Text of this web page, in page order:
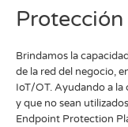
Brindamos la
de la red del negocio,
IoT/OT. Ayudando a
y que no sean
Endpoint Protection​
Protección
de